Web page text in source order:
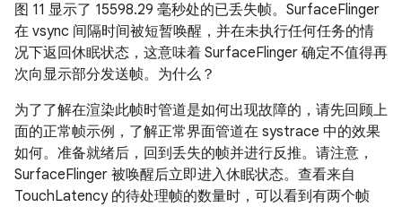
图 11 显示了 15598.29 毫秒处的已丢失帧。SurfaceFlinger
在 vsync 间隔时间被短暂唤醒，并在未执行任何任务的情
况下返回休眠状态，这意味着 SurfaceFlinger 确定不值得再
次向显示部分发送帧。为什么？
为了了解在渲染此帧时管道是如何出现故障的，请先回顾上
面的正常帧示例，了解正常界面管道在 systrace 中的效果
如何。准备就绪后，回到丢失的帧并进行反推。请注意，
SurfaceFlinger 被唤醒后立即进入休眠状态。查看来自
TouchLatency 的待处理帧的数量时，可以看到有两个帧